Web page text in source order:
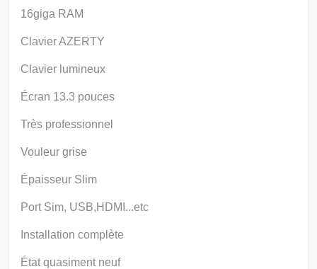
16giga RAM
Clavier AZERTY
Clavier lumineux
Écran 13.3 pouces
Très professionnel
Vouleur grise
Épaisseur Slim
Port Sim, USB,HDMI...etc
Installation complète
État quasiment neuf